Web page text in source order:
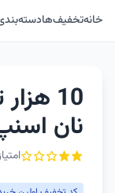
خانهتخفیف‌ها
10
نان
امتیاز 2 از ۵ -